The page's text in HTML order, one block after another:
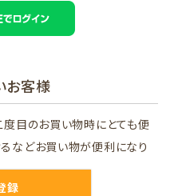
お客様
度目のお買い物時にとても便
などお買い物が便利になり
録